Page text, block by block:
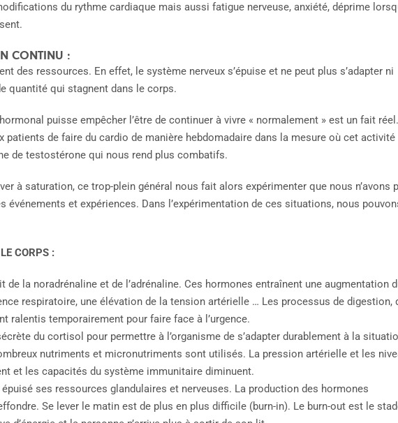
du rythme cardiaque mais aussi fatigue nerveuse, anxiété, déprime
CONTINU :
des ressources. En effet, le système nerveux s’épuise et ne peut plus s’adapter ni
quantité qui stagnent dans le corps.
puisse empêcher l’être de continuer à vivre « normalement » est un fait réel.
patients de faire du cardio de manière hebdomadaire dans la mesure où cet activité
de testostérone qui nous rend plus combatifs.
à saturation, ce trop-plein général nous fait alors expérimenter que nous n’avons
événements et expériences. Dans l’expérimentation de ces situations, nous
CORPS :
de la noradrénaline et de l’adrénaline. Ces hormones entraînent une augmentation
respiratoire, une élévation de la tension artérielle … Les processus de digestion,
ralentis temporairement pour faire face à l’urgence.
du cortisol pour permettre à l’organisme de s’adapter durablement à la
nutriments et micronutriments sont utilisés. La pression artérielle et les
et les capacités du système immunitaire diminuent.
épuisé ses ressources glandulaires et nerveuses. La production des hormones
Se lever le matin est de plus en plus difficile (burn-in). Le burn-out est le